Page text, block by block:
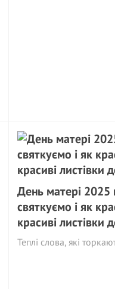
День матері 2025
святкуємо і як
красиві листівки
Теплі слова, які